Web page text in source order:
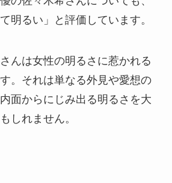
明るい」と評価しています。
んは女性の明るさに惹かれる
。それは単なる外見や愛想の
面からにじみ出る明るさを大
しれません。